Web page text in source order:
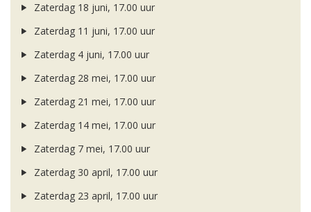
Zaterdag 18 juni, 17.00 uur
Zaterdag 11 juni, 17.00 uur
Zaterdag 4 juni, 17.00 uur
Zaterdag 28 mei, 17.00 uur
Zaterdag 21 mei, 17.00 uur
Zaterdag 14 mei, 17.00 uur
Zaterdag 7 mei, 17.00 uur
Zaterdag 30 april, 17.00 uur
Zaterdag 23 april, 17.00 uur